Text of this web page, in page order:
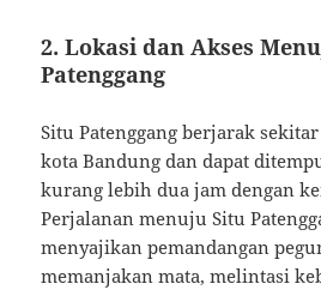
2. Lokasi dan Akses
Patenggang
Situ Patenggang berjarak
kota Bandung dan dapat
kurang lebih dua jam dengan
Perjalanan menuju Situ
menyajikan pemandangan
memanjakan mata, melintasi